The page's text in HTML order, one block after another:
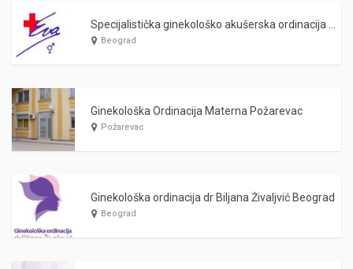
Beograd
Ginekološka Ordinacija Materna Požarevac
Požarevac
Ginekološka ordinacija dr Biljana Živaljvić Beograd
Beograd